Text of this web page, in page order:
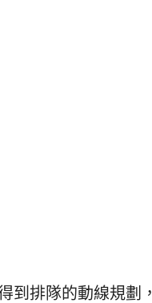
到排隊的動線規劃，